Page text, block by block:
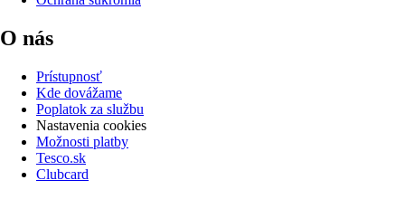
O nás
Prístupnosť
Kde dovážame
Poplatok za službu
Nastavenia cookies
Možnosti platby
Tesco.sk
Clubcard